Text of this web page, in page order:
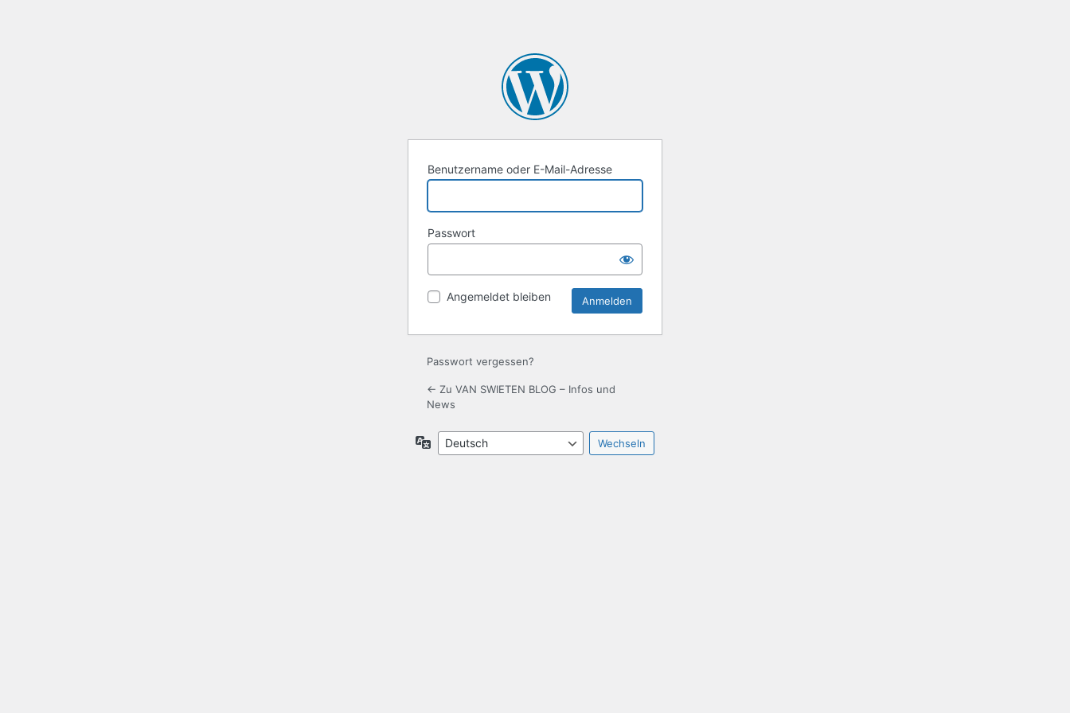
Benutzername oder E-Mail-Adresse
Passwort
Angemeldet bleiben
Passwort vergessen?
← Zu VAN SWIETEN BLOG – Infos und
News
Sprache